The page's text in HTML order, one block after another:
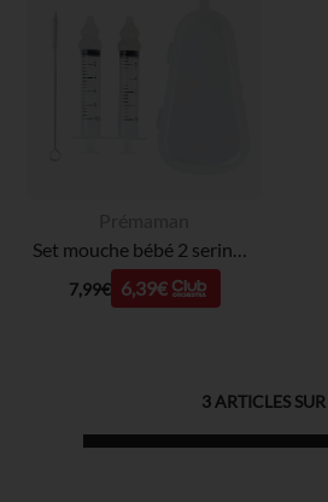
Set mouche bébé 2 seringues + goupillon + boîte de rangement
7,99€ 6,39€
3 ARTICLES SUR